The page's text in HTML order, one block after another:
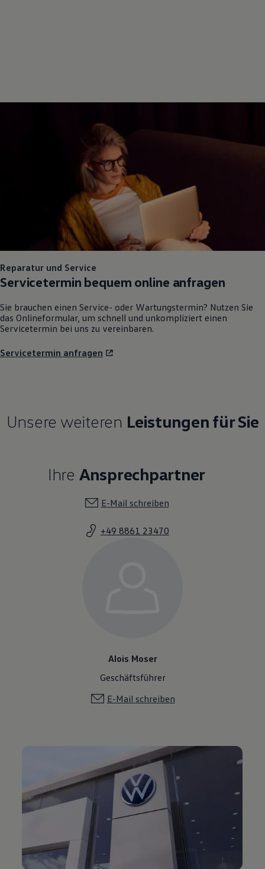
Reparatur und Service
Servicetermin bequem online anfragen
Sie brauchen einen Service- oder Wartungstermin? Nutzen Sie
das Onlineformular, um schnell und unkompliziert einen
Servicetermin bei uns zu vereinbaren.
Servicetermin anfragen
Unsere weiteren Leistungen für Sie
Ihre Ansprechpartner
E-Mail schreiben
+49 8861 23470
Alois Moser
Geschäftsführer
E-Mail schreiben